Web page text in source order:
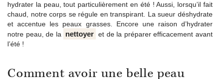
hydrater la peau, tout particulièrement en été ! Aussi, lorsqu’il fait
chaud, notre corps se régule en transpirant. La sueur déshydrate
et accentue les peaux grasses. Encore une raison d’hydrater
notre peau, de la nettoyer et de la préparer efficacement avant
l’été !
Comment avoir une belle peau